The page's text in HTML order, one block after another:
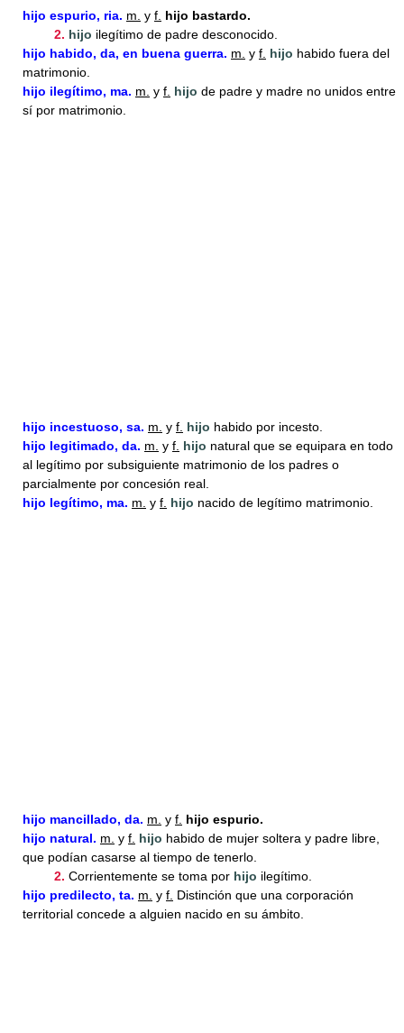
hijo espurio, ria. m. y f. hijo bastardo.
2. hijo ilegítimo de padre desconocido.
hijo habido, da, en buena guerra. m. y f. hijo habido fuera del
matrimonio.
hijo ilegítimo, ma. m. y f. hijo de padre y madre no unidos entre
sí por matrimonio.
hijo incestuoso, sa. m. y f. hijo habido por incesto.
hijo legitimado, da. m. y f. hijo natural que se equipara en todo
al legítimo por subsiguiente matrimonio de los padres o
parcialmente por concesión real.
hijo legítimo, ma. m. y f. hijo nacido de legítimo matrimonio.
hijo mancillado, da. m. y f. hijo espurio.
hijo natural. m. y f. hijo habido de mujer soltera y padre libre,
que podían casarse al tiempo de tenerlo.
2. Corrientemente se toma por hijo ilegítimo.
hijo predilecto, ta. m. y f. Distinción que una corporación
territorial concede a alguien nacido en su ámbito.